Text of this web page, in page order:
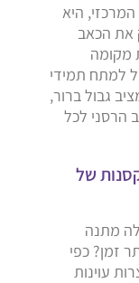
היא
את הכאב
מקומה
למתח תמידי
גבול ברור,
כ"מספר 2" – מצב הרסני לכל
של
מתנה
זמן? כפי
עוינות